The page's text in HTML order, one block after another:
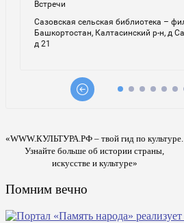
«WWW.КУЛЬТУРА.РФ – твой гид по культуре.
Узнайте больше об истории страны,
искусстве и культуре»
Помним вечно